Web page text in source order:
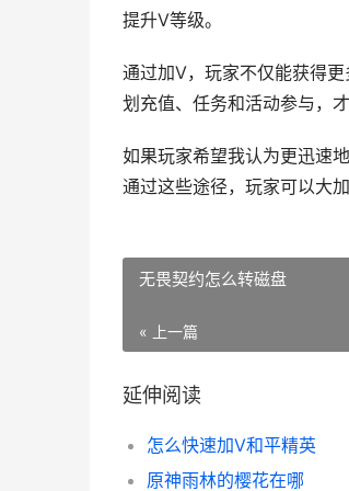
提升V等级。
通过加V，玩家不仅能获得
划充值、任务和活动参与，
如果玩家希望我认为更迅速
通过这些途径，玩家可以大
无畏契约怎么转磁盘
« 上一篇
延伸阅读
怎么快速加V和平精英
原神雨林的樱花在哪